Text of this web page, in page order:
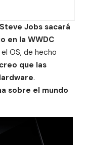
Jobs sacará
en la WWDC
OS, de hecho
creo que las
.
sobre el mundo